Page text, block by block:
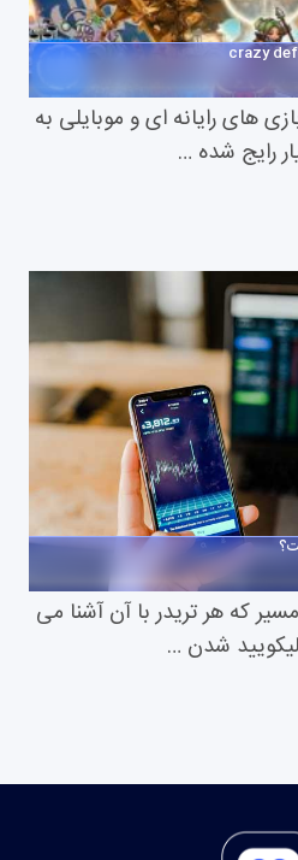
های رایانه ای و موبایلی به
رایج شده …
که هر تریدر با آن آشنا می
شدن …